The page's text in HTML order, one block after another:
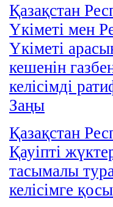
Қазақстан
Үкіметі мен
Үкіметі
кешенін
келісімді
Заңы
Қазақстан
Қауіпті
тасымалы
келісімге